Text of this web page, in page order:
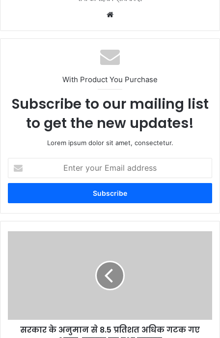
With Product You Purchase
Subscribe to our mailing list
to get the new updates!
Lorem ipsum dolor sit amet, consectetur.
your
Email
सरकार के अनुमान से 8.5 प्रतिशत अधिक गटक गए